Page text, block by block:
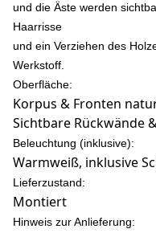
und die Äste werden
Haarrisse
und ein Verziehen des
Werkstoff.
Oberfläche:
Korpus & Fronten
Sichtbare Rückwände
Beleuchtung (inklusive):
Warmweiß, inklusive
Lieferzustand:
Montiert
Hinweis zur Anlieferung: